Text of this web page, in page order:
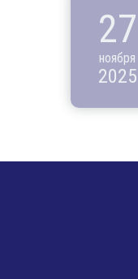
27
ноября
2025